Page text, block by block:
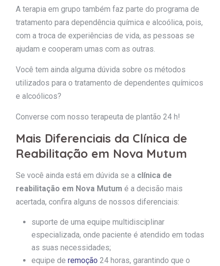
A terapia em grupo também faz parte do programa de
tratamento para dependência química e alcoólica, pois,
com a troca de experiências de vida, as pessoas se
ajudam e cooperam umas com as outras.
Você tem ainda alguma dúvida sobre os métodos
utilizados para o tratamento de dependentes químicos
e alcoólicos?
Converse com nosso terapeuta de plantão 24 h!
Mais Diferenciais da Clínica de
Reabilitação em Nova Mutum
Se você ainda está em dúvida se a clínica de
reabilitação em Nova Mutum é a decisão mais
acertada, confira alguns de nossos diferenciais:
suporte de uma equipe multidisciplinar
especializada, onde paciente é atendido em todas
as suas necessidades;
equipe de remoção 24 horas, garantindo que o